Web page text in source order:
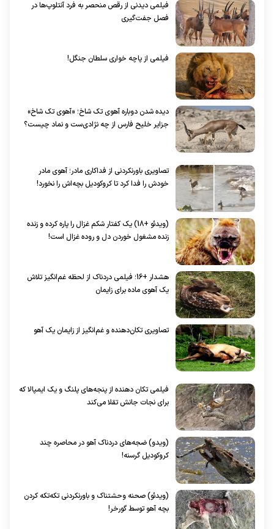
فیلمی دیدنی از رقص منحصر به فرد آنتلوپ‌ها در
فصل جفت‌گیری
فیلمی از پاچه خواری سلطان جنگل!
دیده شدن دوباره آهوی تک شاخ؛ «آهوی تک شاخ»
جزایر خلیح فارس از چه نژادی‌ست و نماد چیست؟
تصاویری باورنکردنی از فداکاری مادر؛ آهوی مادر
خودش را فدا کرد تا کروکودیل بچه‌اش را نخورد!
(ویدئو +18) یک کفتار شکم غزال را پاره کرده و زنده
زنده مشغول خوردن دل و روده غزال است!
هشدار +16؛ فیلمی دردناک از لحظه غم‌انگیز تلاش
یک آهوی ماده برای زایمان
تصاویری تکان‌دهنده و غم‌انگیز از زایمان یک آهو
فیلمی تکان دهنده از پنجه‌های پلنگ و یک ایمپالا که
برای نجات جانش تقلا می‌کند
(ویدو) ضجه‌های دردناک آهو در محاصره چند
کروکودیل گرسنه!
(ویدئو) صحنه وحشتناک و باورنکردنی تکه‌تکه کردن
بچه آهو توسط گورخر!